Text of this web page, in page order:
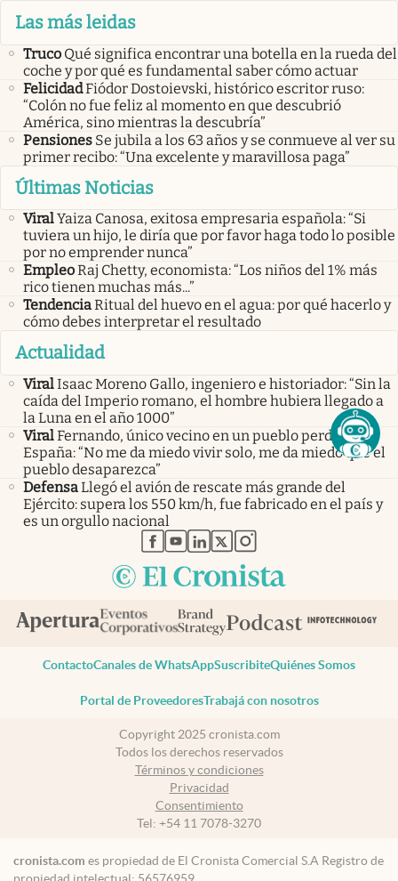
Las más leidas
Truco Qué significa encontrar una botella en la rueda del
coche y por qué es fundamental saber cómo actuar
FelicidadFiódor Dostoievski, histórico escritor ruso:
“Colón no fue feliz al momento en que descubrió
América, sino mientras la descubría”
Pensiones Se jubila a los 63 años y se conmueve al ver su
primer recibo: “Una excelente y maravillosa paga”
Últimas Noticias
ViralYaiza Canosa, exitosa empresaria española: “Si
tuviera un hijo, le diría que por favor haga todo lo posible
por no emprender nunca”
EmpleoRaj Chetty, economista: “Los niños del 1% más
rico tienen muchas más...”
TendenciaRitual del huevo en el agua: por qué hacerlo y
cómo debes interpretar el resultado
Actualidad
ViralIsaac Moreno Gallo, ingeniero e historiador: “Sin la
caída del Imperio romano, el hombre hubiera llegado a
la Luna en el año 1000”
ViralFernando, único vecino en un pueblo perdido de
España: “No me da miedo vivir solo, me da miedo que el
pueblo desaparezca”
DefensaLlegó el avión de rescate más grande del
Ejército: supera los 550 km/h, fue fabricado en el país y
es un orgullo nacional
abre en nueva pestaña
abre en nueva pestaña
abre en nueva pestaña
abre en nueva pestaña
abre en nueva pestaña
ContactoCanales de WhatsAppSuscribiteQuiénes Somos
Portal de ProveedoresTrabajá con nosotros
Copyright 2025 cronista.com
Todos los derechos reservados
Términos y condiciones
Privacidad
Consentimiento
Tel: +54 11 7078-3270
cronista.com es propiedad de El Cronista Comercial S.A Registro de